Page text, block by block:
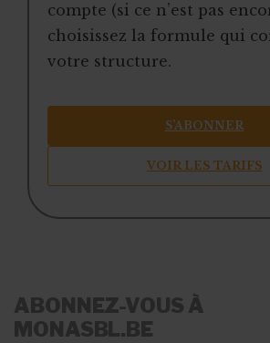
compte (si ce n’est pas
choisissez la formule qui
votre structure.
S’ABONNER
VOIR LES TARIFS
ABONNEZ-VOUS À
MONASBL.BE